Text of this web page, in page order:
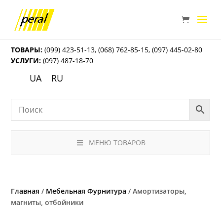
ТОВАРЫ: (099) 423-51-13,(068) 762-85-15,(097) 445-02-80
УСЛУГИ: (097) 487-18-70
UA RU
МЕНЮ ТОВАРОВ
Главная / Мебельная Фурнитура / Амортизаторы,
магниты, отбойники